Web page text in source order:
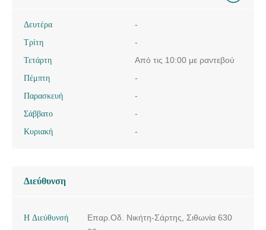
Δευτέρα
-
Τρίτη
-
Τετάρτη
Από τις 10:00 με ραντεβού
Πέμπτη
-
Παρασκευή
-
Σάββατο
-
Κυριακή
-
Διεύθυνση
Η Διεύθυνσή
Επαρ.Οδ. Νικήτη-Σάρτης, Σιθωνία 630